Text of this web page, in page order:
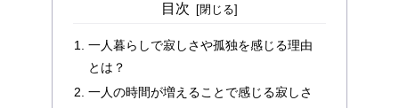
目次
一人暮らしで寂しさや孤独を感じる理由
とは？
一人の時間が増えることで感じる寂しさ